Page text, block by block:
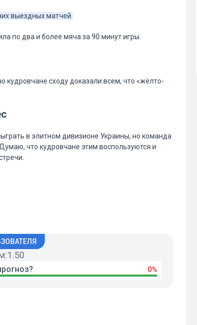
выездных матчей.
по два и более мяча за 90 минут игры.
кудровчане сходу доказали всем, что «жёлто-
в элитном дивизионе Украины, но команда
что кудровчане этим воспользуются и
1.50
0%